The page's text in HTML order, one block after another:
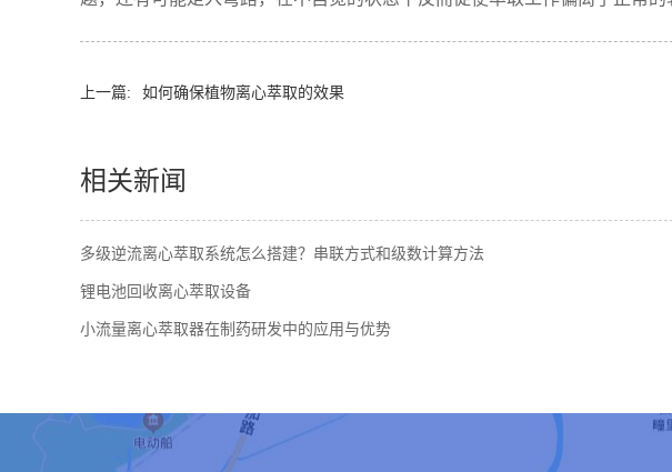
上一篇: 如何确保植物离心萃取的效果
相关新闻
多级逆流离心萃取系统怎么搭建？串联方式和级数计算方法
锂电池回收离心萃取设备
小流量离心萃取器在制药研发中的应用与优势